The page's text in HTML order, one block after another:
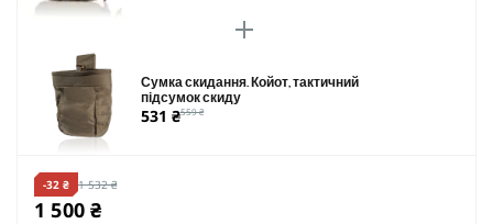
Сумка скидання. Койот, тактичний
підсумок скиду
531 ₴559 ₴
-32 ₴ 1 532 ₴
1 500 ₴